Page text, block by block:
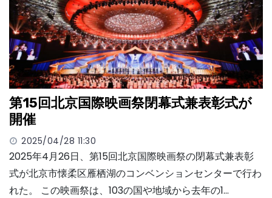
第15回北京国際映画祭閉幕式兼表彰式が
開催
2025/04/28 11:30
2025年4月26日、第15回北京国際映画祭の閉幕式兼表彰
式が北京市懐柔区雁栖湖のコンベンションセンターで行わ
れた。 この映画祭は、103の国や地域から去年の1…